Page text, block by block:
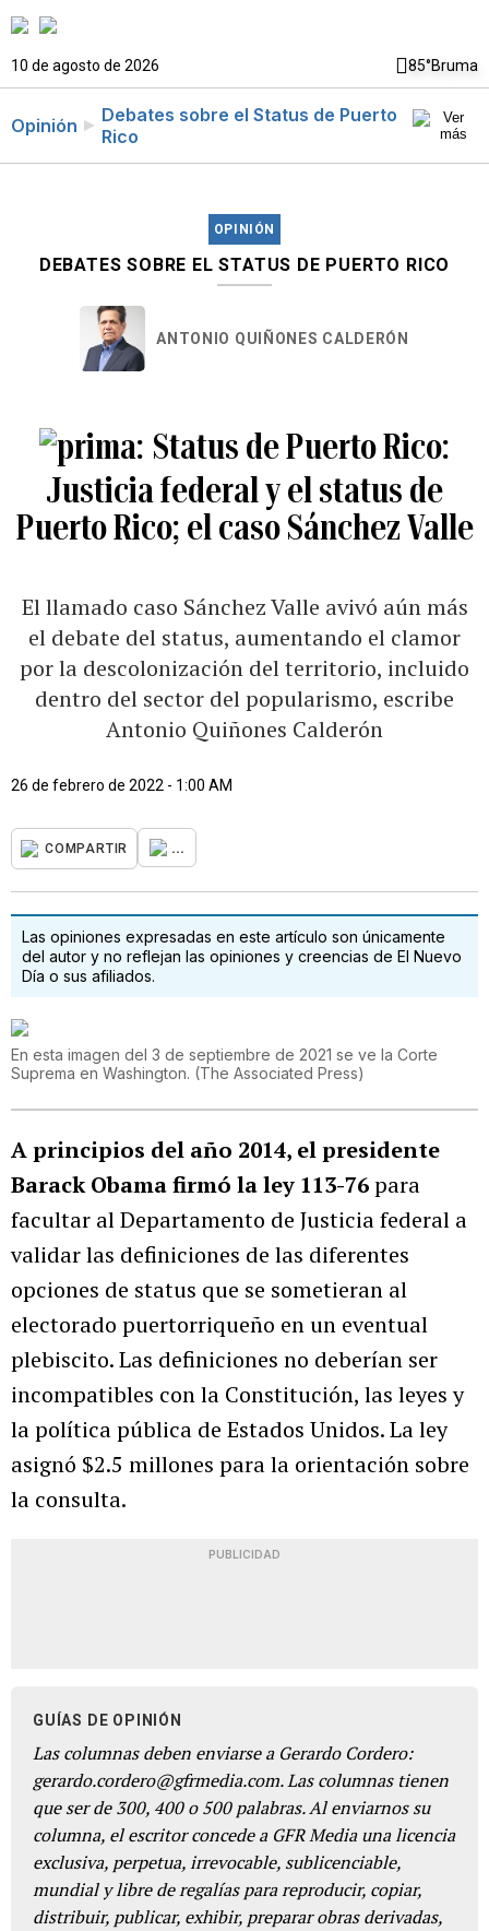
10 de agosto de 2026 85°Bruma
Opinión
Debates sobre el Status de Puerto
Rico
OPINIÓN
DEBATES SOBRE EL STATUS DE PUERTO RICO
ANTONIO QUIÑONES CALDERÓN
Status de Puerto Rico:
Justicia federal y el status de
Puerto Rico; el caso Sánchez Valle
El llamado caso Sánchez Valle avivó aún más
el debate del status, aumentando el clamor
por la descolonización del territorio, incluido
dentro del sector del popularismo, escribe
Antonio Quiñones Calderón
26 de febrero de 2022 - 1:00 AM
COMPARTIR ...
Las opiniones expresadas en este artículo son únicamente
del autor y no reflejan las opiniones y creencias de El Nuevo
Día o sus afiliados.
En esta imagen del 3 de septiembre de 2021 se ve la Corte
Suprema en Washington. (The Associated Press)
A principios del año 2014, el presidente
Barack Obama firmó la ley 113-76para
facultar al Departamento de Justicia federal a
validar las definiciones de las diferentes
opciones de status que se sometieran al
electorado puertorriqueño en un eventual
plebiscito. Las definiciones no deberían ser
incompatibles con la Constitución, las leyes y
la política pública de Estados Unidos. La ley
asignó $2.5 millones para la orientación sobre
la consulta.
PUBLICIDAD
GUÍAS DE OPINIÓN
Las columnas deben enviarse a Gerardo Cordero:
gerardo.cordero@gfrmedia.com. Las columnas tienen
que ser de 300, 400 o 500 palabras. Al enviarnos su
columna, el escritor concede a GFR Media una licencia
exclusiva, perpetua, irrevocable, sublicenciable,
mundial y libre de regalías para reproducir, copiar,
distribuir, publicar, exhibir, preparar obras derivadas,